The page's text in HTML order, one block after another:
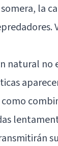
la
natural no